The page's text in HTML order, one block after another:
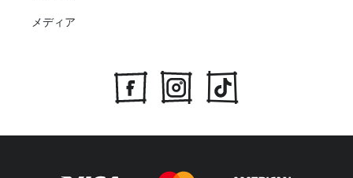
メディア